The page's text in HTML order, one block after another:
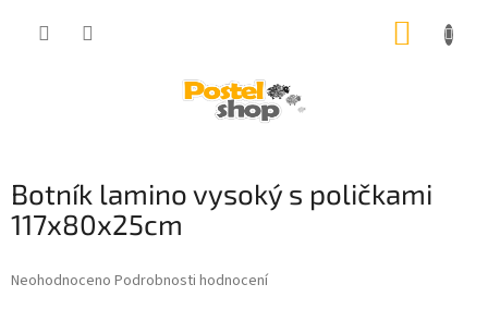
Botník lamino vysoký s poličkami
117x80x25cm
Průměrné
Neohodnoceno Podrobnosti hodnocení